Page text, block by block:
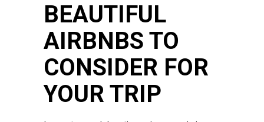
BEAUTIFUL
AIRBNBS TO
CONSIDER FOR
YOUR TRIP